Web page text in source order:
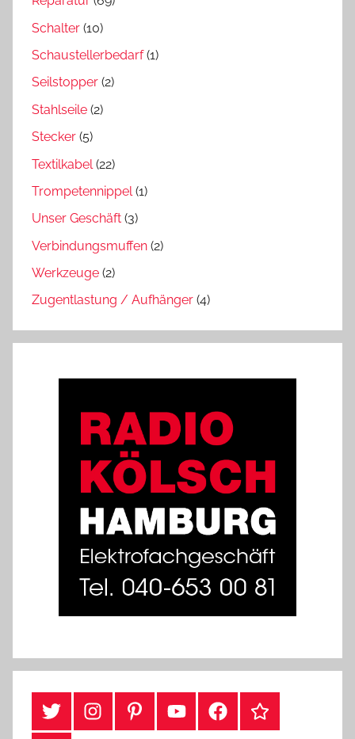
Schalter (10)
Schaustellerbedarf(1)
Seilstopper (2)
Stahlseile (2)
Stecker (5)
Textilkabel (22)
Trompetennippel(1)
Unser Geschäft (3)
Verbindungsmuffen (2)
Werkzeuge (2)
Zugentlastung / Aufhänger (4)
#TwitterInstagramPinterestYouTubeFacebookTikTok